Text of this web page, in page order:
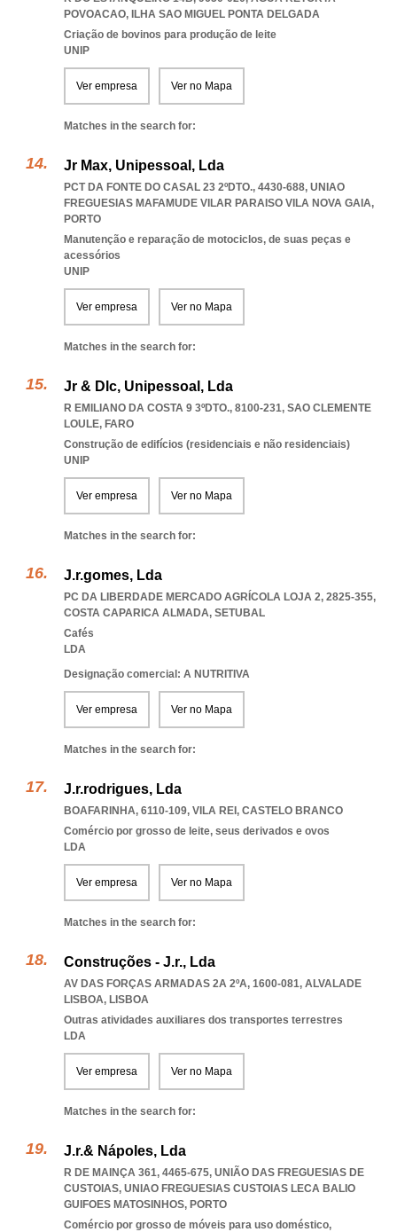
POVOACAO, ILHA SAO MIGUEL PONTA DELGADA
Criação de bovinos para produção de leite
UNIP
Ver empresa Ver no Mapa
Matches in the search for:
Jr Max, Unipessoal, Lda
PCT DA FONTE DO CASAL 23 2ºDTO., 4430-688, UNIAO
FREGUESIAS MAFAMUDE VILAR PARAISO VILA NOVA GAIA,
PORTO
Manutenção e reparação de motociclos, de suas peças e
acessórios
UNIP
Ver empresa Ver no Mapa
Matches in the search for:
Jr & Dlc, Unipessoal, Lda
R EMILIANO DA COSTA 9 3ºDTO., 8100-231, SAO CLEMENTE
LOULE, FARO
Construção de edifícios (residenciais e não residenciais)
UNIP
Ver empresa Ver no Mapa
Matches in the search for:
J.r.gomes, Lda
PC DA LIBERDADE MERCADO AGRÍCOLA LOJA 2, 2825-355,
COSTA CAPARICA ALMADA, SETUBAL
Cafés
LDA
Designação comercial: A NUTRITIVA
Ver empresa Ver no Mapa
Matches in the search for:
J.r.rodrigues, Lda
BOAFARINHA, 6110-109, VILA REI , CASTELO BRANCO
Comércio por grosso de leite, seus derivados e ovos
LDA
Ver empresa Ver no Mapa
Matches in the search for:
Construções - J.r., Lda
AV DAS FORÇAS ARMADAS 2A 2ºA, 1600-081, ALVALADE
LISBOA, LISBOA
Outras atividades auxiliares dos transportes terrestres
LDA
Ver empresa Ver no Mapa
Matches in the search for:
J.r.& Nápoles, Lda
R DE MAINÇA 361, 4465-675, UNIÃO DAS FREGUESIAS DE
CUSTOIAS, UNIAO FREGUESIAS CUSTOIAS LECA BALIO
GUIFOES MATOSINHOS, PORTO
Comércio por grosso de móveis para uso doméstico,